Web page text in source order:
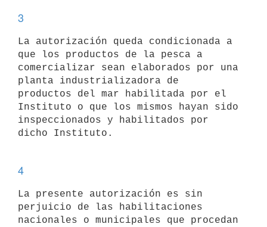
3
La autorización queda condicionada a
que los productos de la pesca a
comercializar sean elaborados por una
planta industrializadora de
productos del mar habilitada por el
Instituto o que los mismos hayan sido
inspeccionados y habilitados por
dicho Instituto.
4
La presente autorización es sin
perjuicio de las habilitaciones
nacionales o municipales que procedan